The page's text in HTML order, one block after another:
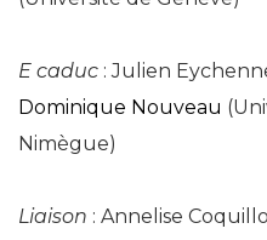
E caduc : Julien
Dominique Nouveau
Nimègue)
Liaison : Annelise